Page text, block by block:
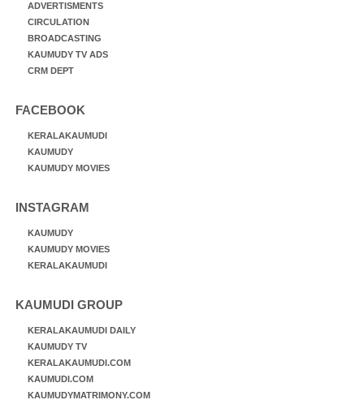
ADVERTISMENTS
CIRCULATION
BROADCASTING
KAUMUDY TV ADS
CRM DEPT
FACEBOOK
KERALAKAUMUDI
KAUMUDY
KAUMUDY MOVIES
INSTAGRAM
KAUMUDY
KAUMUDY MOVIES
KERALAKAUMUDI
KAUMUDI GROUP
KERALAKAUMUDI DAILY
KAUMUDY TV
KERALAKAUMUDI.COM
KAUMUDI.COM
KAUMUDYMATRIMONY.COM